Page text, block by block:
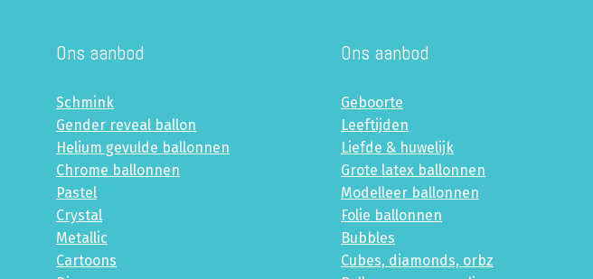
Ons aanbod
Schmink
Gender reveal ballon
Helium gevulde ballonnen
Chrome ballonnen
Pastel
Crystal
Metallic
Cartoons
Ons aanbod
Geboorte
Leeftijden
Liefde & huwelijk
Grote latex ballonnen
Modelleer ballonnen
Folie ballonnen
Bubbles
Cubes, diamonds, orbz